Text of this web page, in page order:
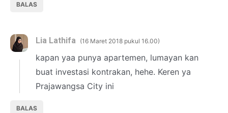
BALAS
Lia Lathifa 16 Maret 2018 pukul 16.00
kapan yaa punya apartemen, lumayan kan
buat investasi kontrakan, hehe. Keren ya
Prajawangsa City ini
BALAS